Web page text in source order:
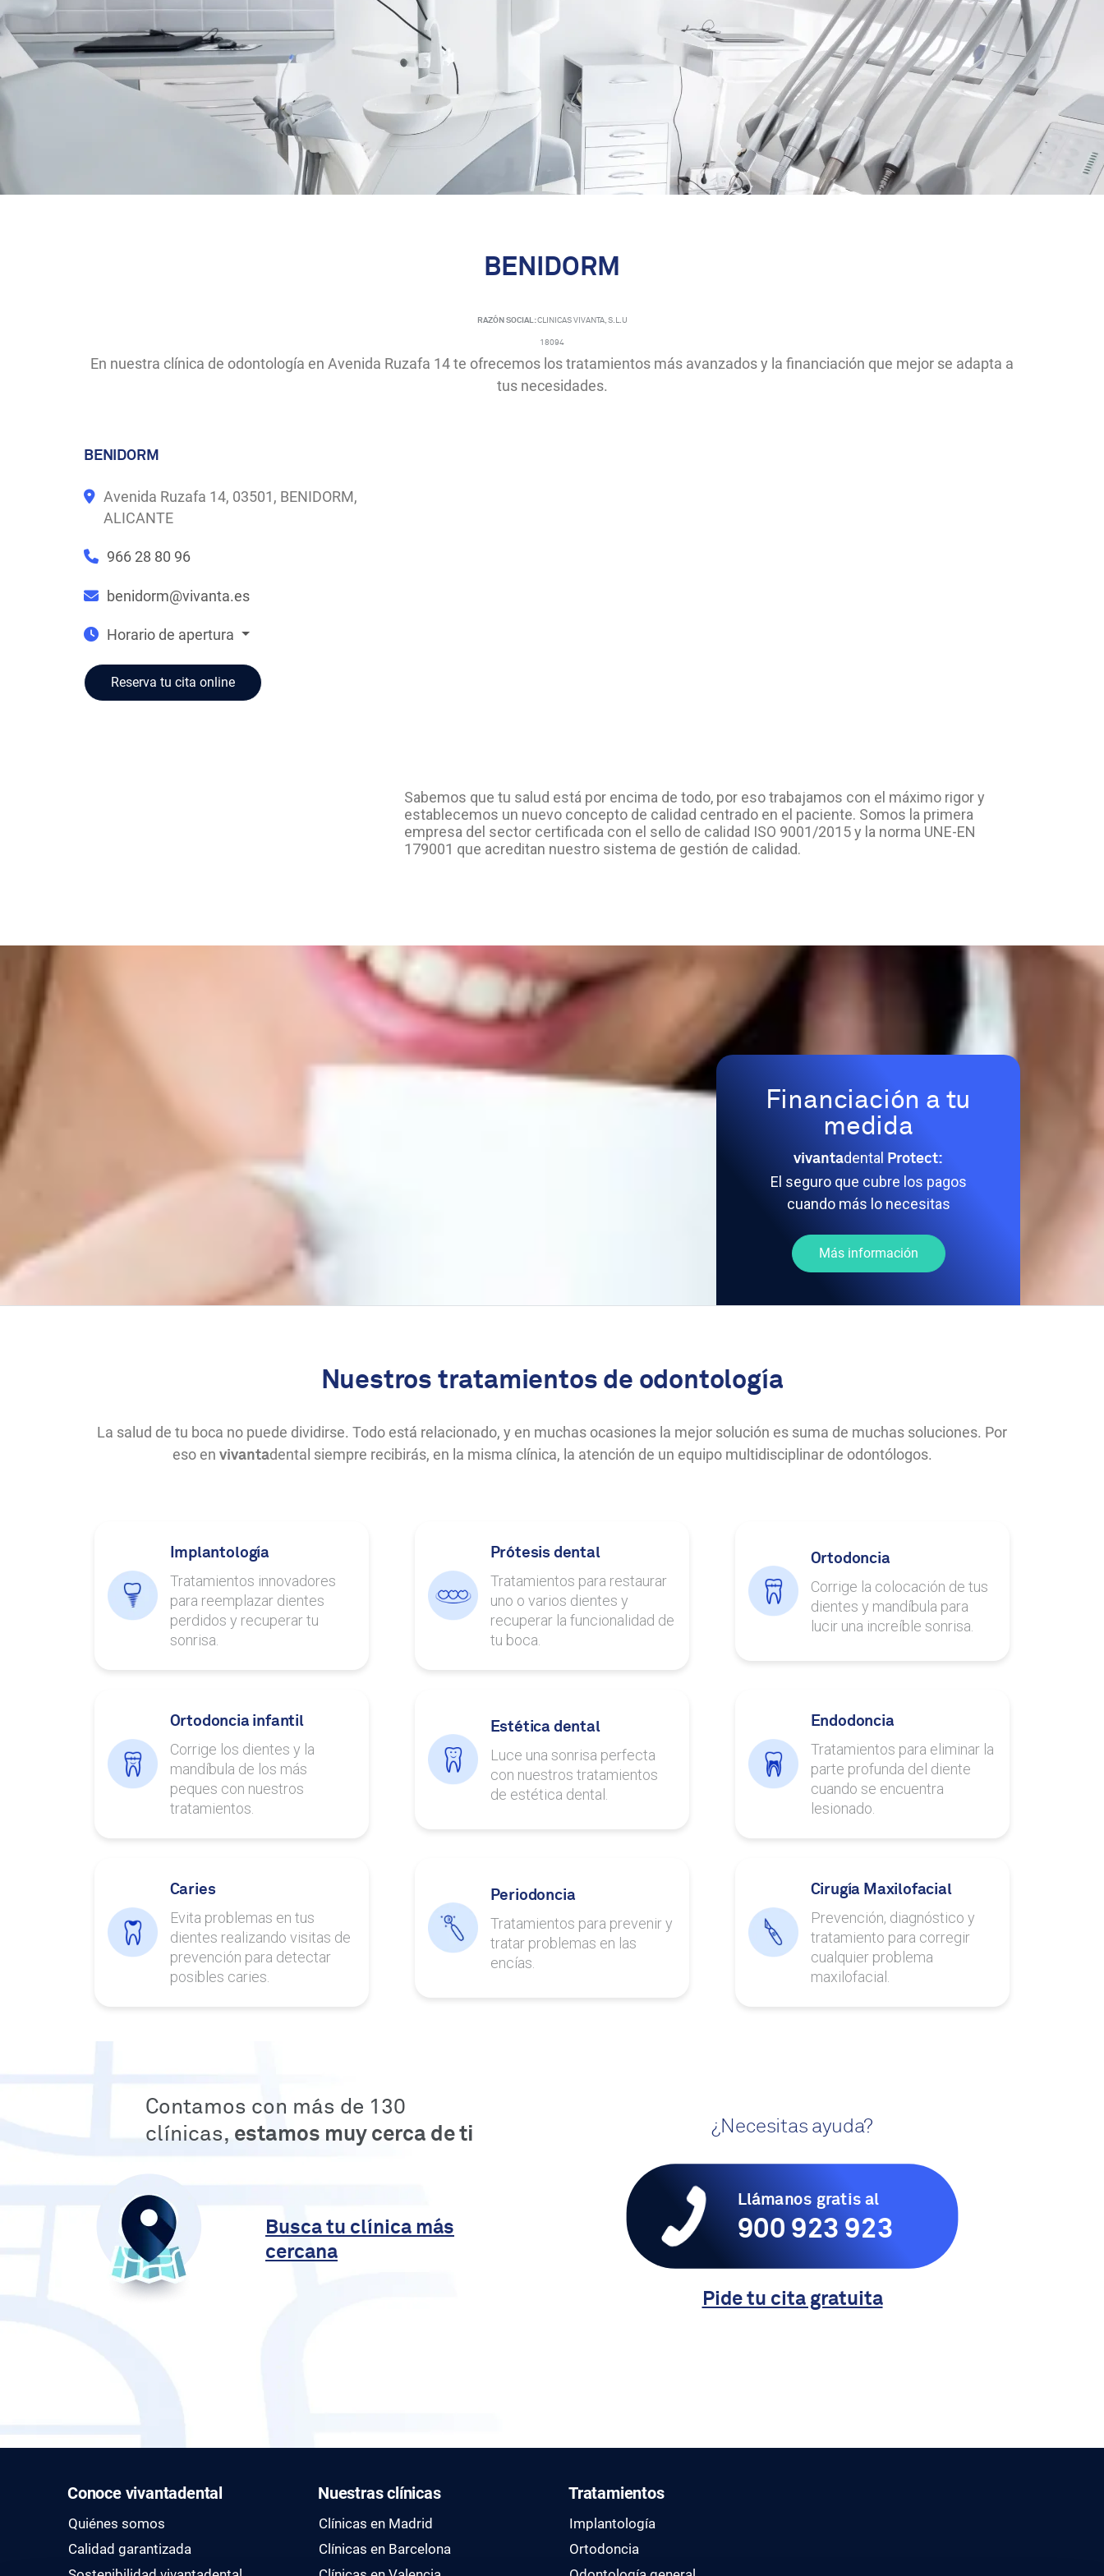
BENIDORM
RAZÓN SOCIAL:CLINICAS VIVANTA, S.L.U
18094
En nuestra clínica de odontología en Avenida Ruzafa 14 te ofrecemos los tratamientos más avanzados y la financiación que mejor se adapta a
tus necesidades.
BENIDORM
Avenida Ruzafa 14, 03501, BENIDORM,
ALICANTE
966 28 80 96
benidorm@vivanta.es
Horario de apertura
Reserva tu cita online
Sabemos que tu salud está por encima de todo, por eso trabajamos con el máximo rigor y
establecemos un nuevo concepto de calidad centrado en el paciente. Somos la primera
empresa del sector certificada con el sello de calidad ISO 9001/2015 y la norma UNE-EN
179001 que acreditan nuestro sistema de gestión de calidad.
Financiación a tu
medida
vivantadental Protect:
El seguro que cubre los pagos
cuando más lo necesitas
Más información
Nuestros tratamientos de odontología
La salud de tu boca no puede dividirse. Todo está relacionado, y en muchas ocasiones la mejor solución es suma de muchas soluciones. Por
eso en vivantadental siempre recibirás, en la misma clínica, la atención de un equipo multidisciplinar de odontólogos.
Implantología
Tratamientos innovadores
para reemplazar dientes
perdidos y recuperar tu
sonrisa.
Prótesis dental
Tratamientos para restaurar
uno o varios dientes y
recuperar la funcionalidad de
tu boca.
Ortodoncia
Corrige la colocación de tus
dientes y mandíbula para
lucir una increíble sonrisa.
Ortodoncia infantil
Corrige los dientes y la
mandíbula de los más
peques con nuestros
tratamientos.
Estética dental
Luce una sonrisa perfecta
con nuestros tratamientos
de estética dental.
Endodoncia
Tratamientos para eliminar la
parte profunda del diente
cuando se encuentra
lesionado.
Caries
Evita problemas en tus
dientes realizando visitas de
prevención para detectar
posibles caries.
Periodoncia
Tratamientos para prevenir y
tratar problemas en las
encías.
Cirugía Maxilofacial
Prevención, diagnóstico y
tratamiento para corregir
cualquier problema
maxilofacial.
Contamos con más de 130
clínicas, estamos muy cerca de ti
Busca tu clínica más
cercana
¿Necesitas ayuda?
Llámanos gratis al
900 923 923
Pide tu cita gratuita
Conoce vivantadental
Quiénes somos
Calidad garantizada
Nuestras clínicas
Clínicas en Madrid
Clínicas en Barcelona
Tratamientos
Implantología
Ortodoncia